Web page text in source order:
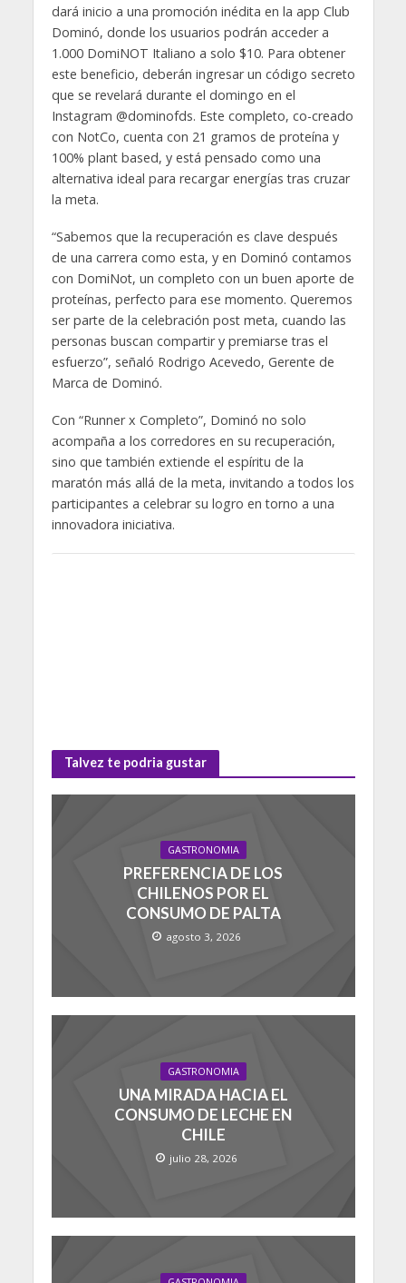
dará inicio a una promoción inédita en la app Club
Dominó, donde los usuarios podrán acceder a
1.000 DomiNOT Italiano a solo $10. Para obtener
este beneficio, deberán ingresar un código secreto
que se revelará durante el domingo en el
Instagram @dominofds. Este completo, co-creado
con NotCo, cuenta con 21 gramos de proteína y
100% plant based, y está pensado como una
alternativa ideal para recargar energías tras cruzar
la meta.
“Sabemos que la recuperación es clave después
de una carrera como esta, y en Dominó contamos
con DomiNot, un completo con un buen aporte de
proteínas, perfecto para ese momento. Queremos
ser parte de la celebración post meta, cuando las
personas buscan compartir y premiarse tras el
esfuerzo”, señaló Rodrigo Acevedo, Gerente de
Marca de Dominó.
Con “Runner x Completo”, Dominó no solo
acompaña a los corredores en su recuperación,
sino que también extiende el espíritu de la
maratón más allá de la meta, invitando a todos los
participantes a celebrar su logro en torno a una
innovadora iniciativa.
Talvez te podria gustar
GASTRONOMIA
PREFERENCIA DE LOS
CHILENOS POR EL
CONSUMO DE PALTA
agosto 3, 2026
GASTRONOMIA
UNA MIRADA HACIA EL
CONSUMO DE LECHE EN
CHILE
julio 28, 2026